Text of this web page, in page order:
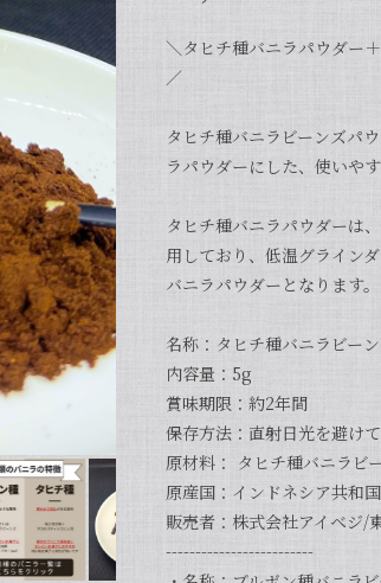
＼タヒチ種バニラパウダー
／
タヒチ種バニラビーンズパ
ラパウダーにした、使いや
タヒチ種バニラパウダーは
用しており、低温グライン
バニラパウダーとなります。
名称：タヒチ種バニラビー
内容量：5g
賞味期限：約2年間
保存方法：直射日光を避け
原材料： タヒチ種バニラビ
原産国：インドネシア共和国
販売者：株式会社アイベジ/
-------------------------